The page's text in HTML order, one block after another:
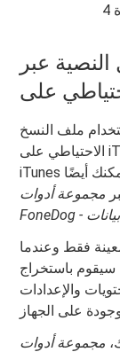
4
النصية عبر
ملف النسخ
الاحتياطي على iTunes. إذا كنت مغرمًا ومريحًا باستخدام
iTunes كمصدر رئيسي للنسخ الاحتياطي ، فيمكنك أيضًا
مجموعة أدوات
فقط وعندما
سيقوم باستخراج
والإعدادات